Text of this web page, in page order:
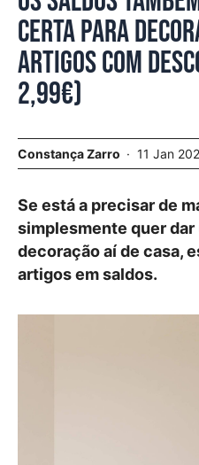
certa para
artigos com
2,99€)
Constança Zarro 11 Jan
Se está a precisar de
simplesmente quer
decoração aí de casa,
artigos em saldos.